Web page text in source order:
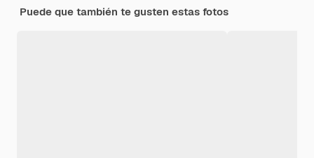
Puede que también te gusten estas fotos